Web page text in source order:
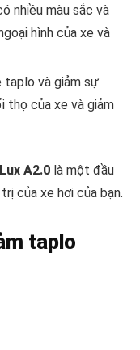
nhiều màu sắc và
hình của xe và
taplo và giảm sự
thọ của xe và giảm
A2.0 là một đầu
của xe hơi của bạn.
taplo